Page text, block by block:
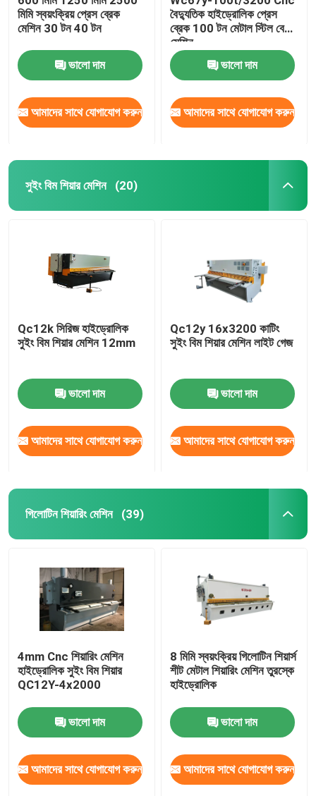
শীট মেটাল নমন মেশিন
হাইড্রোলিক কর্নার নচিং মেশিন
হাইড্রোলিক প্রেস মেশিন
মিমি স্বয়ংক্রিয় প্রেস ব্রেক
মেশিন 30 টন 40 টন
ভালো দাম
আমাদের সাথে যোগাযোগ করুন
বৈদ্যুতিক হাইড্রোলিক প্রেস
ব্রেক 100 টন মেটাল স্টিল বেন্ডিং
মেশিন
ভালো দাম
আমাদের সাথে যোগাযোগ করুন
সুইং বিম শিয়ার মেশিন (20)
Qc12k সিরিজ হাইড্রোলিক
সুইং বিম শিয়ার মেশিন 12mm
ভালো দাম
আমাদের সাথে যোগাযোগ করুন
Qc12y 16x3200 কাটিং
সুইং বিম শিয়ার মেশিন লাইট গেজ
ভালো দাম
আমাদের সাথে যোগাযোগ করুন
গিলোটিন শিয়ারিং মেশিন (39)
4mm Cnc শিয়ারিং মেশিন
হাইড্রোলিক সুইং বিম শিয়ার
QC12Y-4x2000
ভালো দাম
আমাদের সাথে যোগাযোগ করুন
8 মিমি স্বয়ংক্রিয় গিলোটিন শিয়ার্স
শীট মেটাল শিয়ারিং মেশিন তুরস্কে
হাইড্রোলিক
ভালো দাম
আমাদের সাথে যোগাযোগ করুন